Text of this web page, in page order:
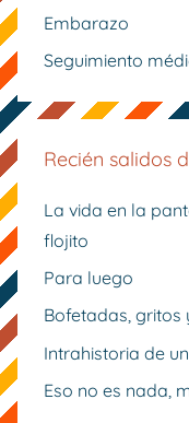
Embarazo
Seguimiento
Recién salidos
La vida en la
flojito
Para luego
Bofetadas,
Intrahistoria de
Eso no es nada,